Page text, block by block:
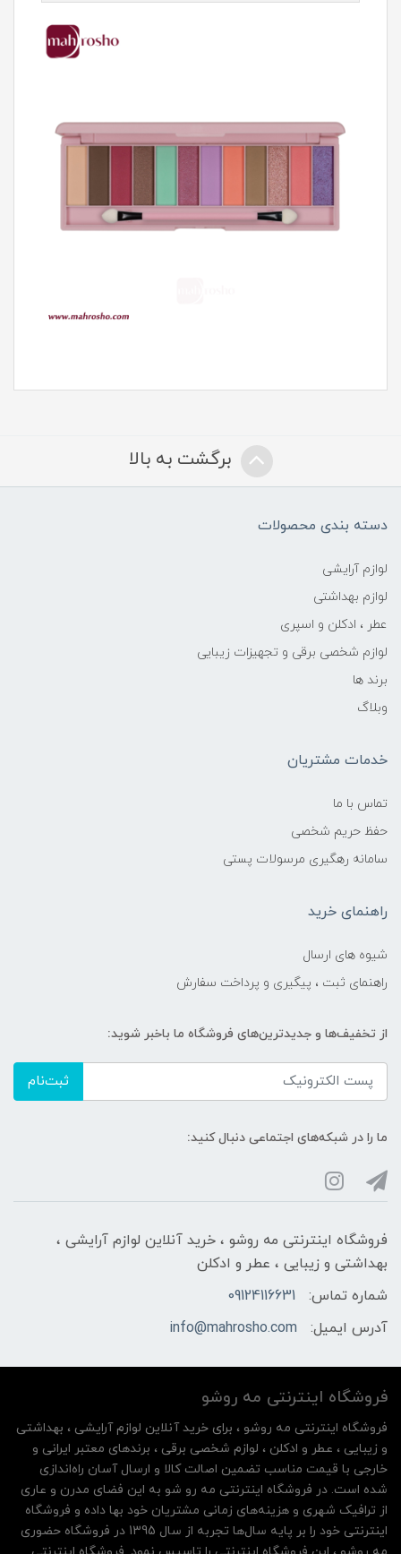
برگشت به بالا
دسته بندی محصولات
لوازم آرایشی
لوازم بهداشتی
عطر ، ادکلن و اسپری
لوازم شخصی برقی و تجهیزات زیبایی
برند ها
وبلاگ
خدمات مشتریان
تماس با ما
حفظ حریم شخصی
سامانه رهگیری مرسولات پستی
راهنمای خرید
شیوه های ارسال
راهنمای ثبت ، پیگیری و پرداخت سفارش
از تخفیف‌ها و جدیدترین‌های فروشگاه ما باخبر شوید:
ثبت‌نام
ما را در شبکه‌های اجتماعی دنبال کنید:
فروشگاه اینترنتی مه‌ رو‌شو ، خرید آنلاین لوازم آرایشی ،
بهداشتی و زیبایی ، عطر و ادکلن
شماره تماس:
09124116631
آدرس ایمیل:
info@mahrosho.com
فروشگاه اینترنتی مه‌ رو‌شو
فروشگاه اینترنتی مه‌ رو‌شو ، برای خرید آنلاین لوازم آرایشی ، بهداشتی
و زیبایی ، عطر و ادکلن ، لوازم شخصی برقی ، برندهای معتبر ایرانی و
خارجی با قیمت مناسب تضمین اصالت کالا و ارسال آسان راه‌اندازی
شده است. در فروشگاه اینترنتی مه رو شو به این فضای مدرن و عاری
از ترافیک شهری و هزینه‌های زمانی مشتریان خود بها داده و فروشگاه
اینترنتی خود را بر پایه سال‌ها تجربه از سال 1395 در فروشگاه حضوری